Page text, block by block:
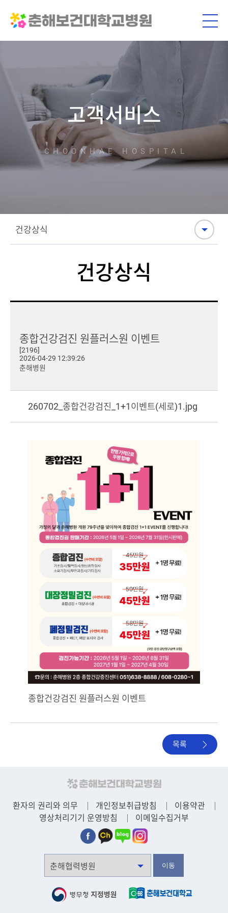
고객서비스
건강상식
종합건강검진 원플러스원 이벤트
[2196]
2026-04-29 12:39:26
춘해병원
260702_종합건강검진_1+1이벤트(세로)1.jpg
종합건강검진 원플러스원 이벤트
목록
환자의 권리와 의무 개인정보취급방침
이용약관
영상처리기기 운영방침
이메일수집거부